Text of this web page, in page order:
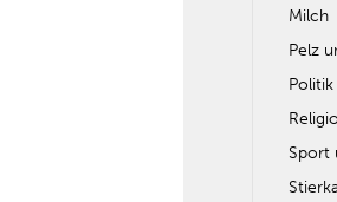
Milch
Pelz
Politik
Sport